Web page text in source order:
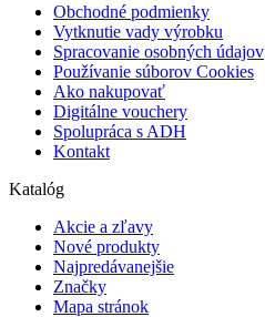
Obchodné podmienky
Vytknutie vady výrobku
Spracovanie osobných údajov
Používanie súborov Cookies
Ako nakupovať
Digitálne vouchery
Spolupráca s ADH
Kontakt
Katalóg
Akcie a zľavy
Nové produkty
Najpredávanejšie
Značky
Mapa stránok